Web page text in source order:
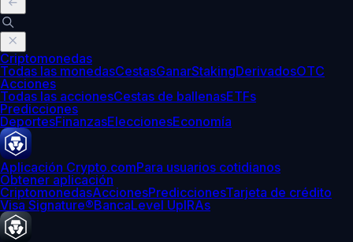
Criptomonedas
Todas las monedasCestasGanarStakingDerivadosOTC
Acciones
Todas las accionesCestas de ballenasETFs
Predicciones
DeportesFinanzasEleccionesEconomía
Aplicación Crypto.comPara usuarios cotidianos
Obtener aplicación
CriptomonedasAccionesPrediccionesTarjeta de crédito
Visa Signature®BancaLevel UpIRAs